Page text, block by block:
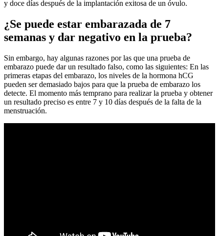
y doce días después de la implantación exitosa de un óvulo.
¿Se puede estar embarazada de 7
semanas y dar negativo en la prueba?
Sin embargo, hay algunas razones por las que una prueba de
embarazo puede dar un resultado falso, como las siguientes: En las
primeras etapas del embarazo, los niveles de la hormona hCG
pueden ser demasiado bajos para que la prueba de embarazo los
detecte. El momento más temprano para realizar la prueba y obtener
un resultado preciso es entre 7 y 10 días después de la falta de la
menstruación.